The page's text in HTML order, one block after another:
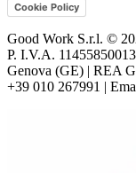
Cookie Policy
Good Work S.r.l. ©
P. I.V.A.
Genova (GE) | REA
+39 010 267991 |